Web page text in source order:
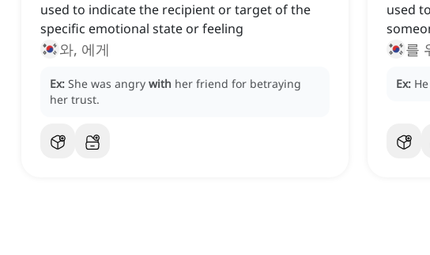
used to indicate the recipient or target of the
specific emotional state or feeling
와, 에게
Ex: She was angry with her friend for betraying
her trust.
used
를
Ex: